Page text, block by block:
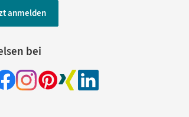
anmelden
bei